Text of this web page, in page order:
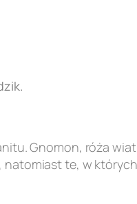
Gnomon, róża
natomiast te, w